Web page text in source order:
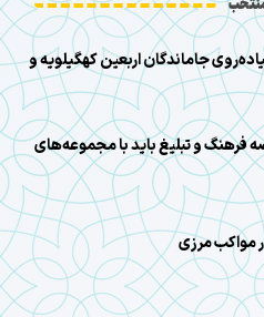
در پیاده‌روی جاماندگان اربعین کهگیلویه و
فرهنگ و تبلیغ باید با مجموعه‌های
مواکب مرزی